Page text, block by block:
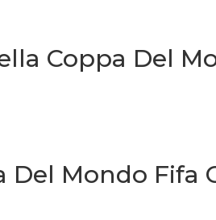
Coppa Del
Mondo Fifa